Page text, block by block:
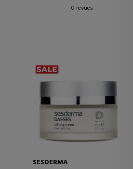
0 revues
SESDERMA